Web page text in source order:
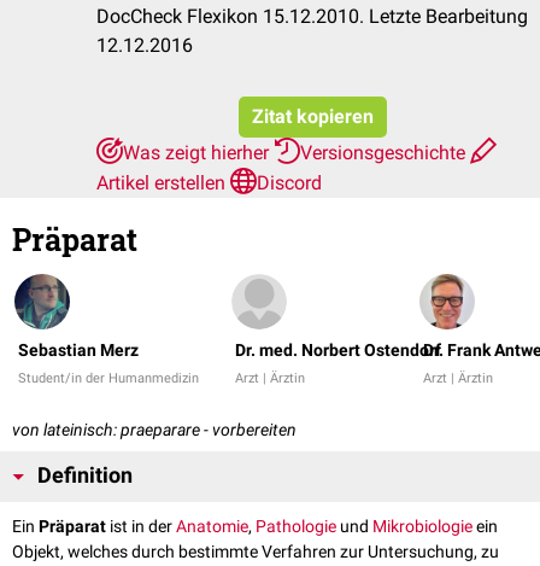
DocCheck Flexikon 15.12.2010. Letzte Bearbeitung
12.12.2016
Zitat kopieren
Was zeigt hierher
Versionsgeschichte
Artikel erstellen
Discord
Präparat
Sebastian Merz
Student/in der Humanmedizin
Dr. med. Norbert Ostendorf
Arzt | Ärztin
Dr. Frank
Arzt | Ärztin
von lateinisch: praeparare - vorbereiten
Definition
Ein Präparat ist in derAnatomie, Pathologie und Mikrobiologieein
Objekt, welches durch bestimmte Verfahren zur Untersuchung, zu